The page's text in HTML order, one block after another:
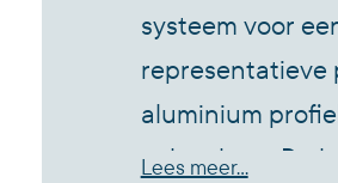
systeem voor
representatieve
aluminium
achterkant. De
Lees meer...